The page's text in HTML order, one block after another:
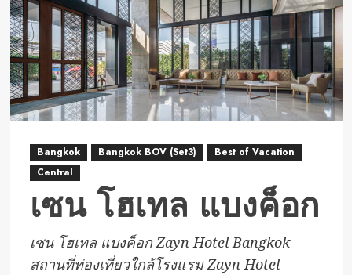
โฮ
เทล
พัทยา
Bangkok Bangkok BOV (Set3)
Best of Vacation
Central
เซน โฮเทล แบงค็อก
เซน โฮเทล แบงค็อก Zayn Hotel Bangkok
สถานที่ท่องเที่ยวใกล้โรงแรม Zayn Hotel